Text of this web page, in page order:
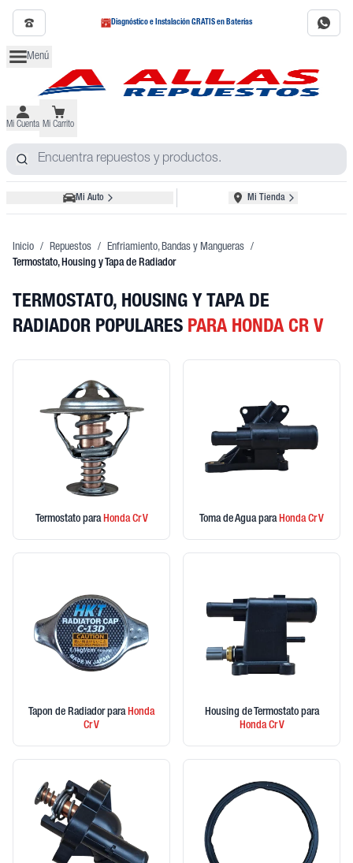
Diagnóstico e Instalación GRATIS en Baterías
Menú
Mi Cuenta Mi Carrito
Mi Auto Mi Tienda
Inicio / Repuestos / Enfriamiento, Bandas y Mangueras /
Termostato, Housing y Tapa de Radiador
TERMOSTATO, HOUSING Y TAPA DE
RADIADOR POPULARES PARA HONDA CR V
Termostato paraHondaCr V Toma de Agua paraHondaCr V
Tapon de Radiador paraHonda
Cr V
Housing de Termostato para
HondaCr V